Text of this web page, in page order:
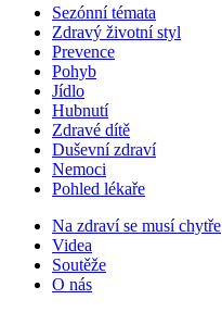
Sezónní témata
Zdravý životní styl
Prevence
Pohyb
Jídlo
Hubnutí
Zdravé dítě
Duševní zdraví
Nemoci
Pohled lékaře
Na zdraví se musí chytře
Videa
Soutěže
O nás